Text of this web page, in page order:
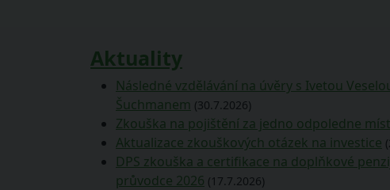
Aktuality
Následné vzdělávání na úvěry s Ivetou
Šuchmanem (30.7.2026)
Zkouška na pojištění za jedno odpoledne
Aktualizace zkouškových otázek na investice
DPS zkouška a certifikace na doplňkové
průvodce 2026 (17.7.2026)